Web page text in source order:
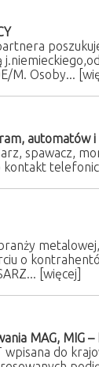
M. Osoby...
automatów
spawacz,
o
[więcej]
MAG, MIG –
wpisana do